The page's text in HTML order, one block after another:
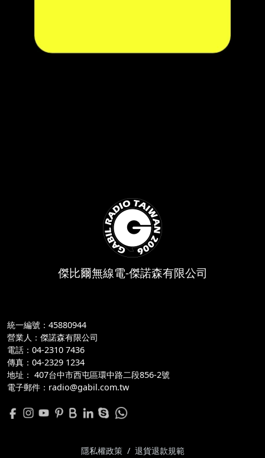
傑比爾無線電-傑諾森有限公司
統一編號：45880944
營業人：傑諾森有限公司
電話：04-2310 7436
傳真：04-2329 1234
地址： 407台中市西屯區環中路二段856-2號
電子郵件：radio@gabil.com.tw
隱私權政策/ 退貨退款規範